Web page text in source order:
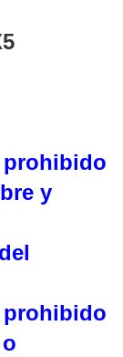
prohibido
y
prohibido